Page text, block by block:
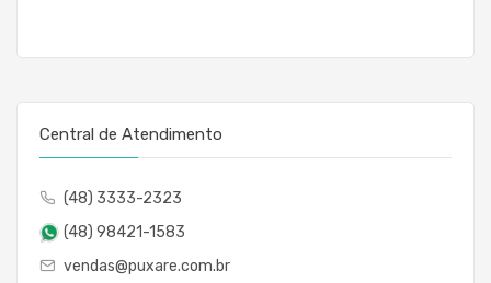
Central de Atendimento
(48) 3333-2323
(48) 98421-1583
vendas@puxare.com.br